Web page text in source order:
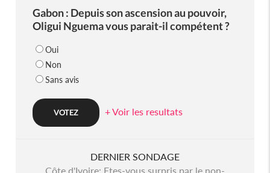
Gabon : Depuis son ascension au pouvoir,
Oligui Nguema vous parait-il compétent ?
Oui
Non
Sans avis
+ Voir les resultats
DERNIER SONDAGE
Côte d'Ivoire: Etes-vous surpris par le non-